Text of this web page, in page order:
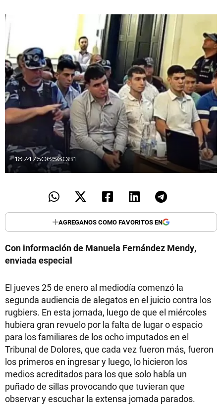
1674750656081
AGREGANOS COMO FAVORITOS EN
Con información de Manuela Fernández Mendy,
enviada especial
El jueves 25 de enero al mediodía comenzó la
segunda audiencia de alegatos en el juicio contra los
rugbiers. En esta jornada, luego de que el miércoles
hubiera gran revuelo por la falta de lugar o espacio
para los familiares de los ocho imputados en el
Tribunal de Dolores, que cada vez fueron más, fueron
los primeros en ingresar y luego, lo hicieron los
medios acreditados para los que solo había un
puñado de sillas provocando que tuvieran que
observar y escuchar la extensa jornada parados.
TECNOLOGÍA
RECETAS
PALABRAS
HORÓSCOPO
Seguinos